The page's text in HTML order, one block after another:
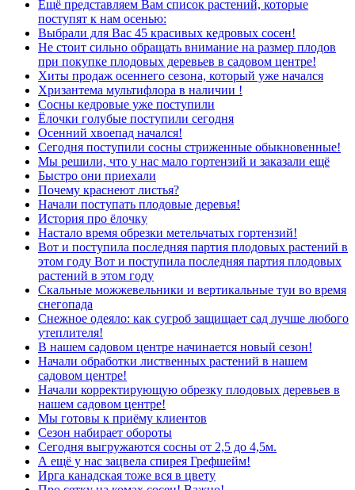
Ещё представляем Вам список растений, которые
поступят к нам осенью:
Выбрали для Вас 45 красивых кедровых сосен!
Не стоит сильно обращать внимание на размер плодов
при покупке плодовых деревьев в садовом центре!
Хиты продаж осеннего сезона, который уже начался
Хризантема мультифлора в наличии !
Сосны кедровые уже поступили
Ёлочки голубые поступили сегодня
Осенний хвоепад начался!
Сегодня поступили сосны стриженные обыкновенные!
Мы решили, что у нас мало гортензий и заказали ещё
Быстро они приехали
Почему краснеют листья?
Начали поступать плодовые деревья!
История про ёлочку
Настало время обрезки метельчатых гортензий!
Вот и поступила последняя партия плодовых растений в
этом году Вот и поступила последняя партия плодовых
растений в этом году
Скальные можжевельники и вертикальные туи во время
снегопада
Снежное одеяло: как сугроб защищает сад лучше любого
утеплителя!
В нашем садовом центре начинается новый сезон!
Начали обработки лиственных растений в нашем
садовом центре!
Начали корректирующую обрезку плодовых деревьев в
нашем садовом центре!
Мы готовы к приёму клиентов
Сезон набирает обороты
Сегодня выгружаются сосны от 2,5 до 4,5м.
А ещё у нас зацвела спирея Грефшейм!
Ирга канадская тоже вся в цвету